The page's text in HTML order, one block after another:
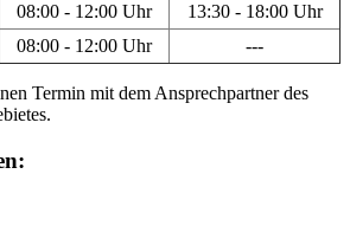
08:00 - 12:00 Uhr
13:30 - 18:00 Uhr
08:00 - 12:00 Uhr ---
Termin mit dem Ansprechpartner des